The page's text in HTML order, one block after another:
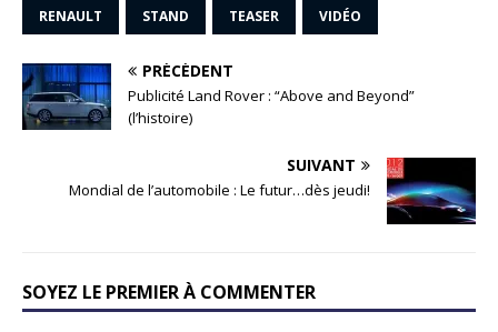
RENAULT STAND TEASER VIDÉO
PRÉCÉDENT
Publicité Land Rover : “Above and Beyond”
(l’histoire)
SUIVANT
Mondial de l’automobile : Le futur…dès jeudi!
SOYEZ LE PREMIER À COMMENTER